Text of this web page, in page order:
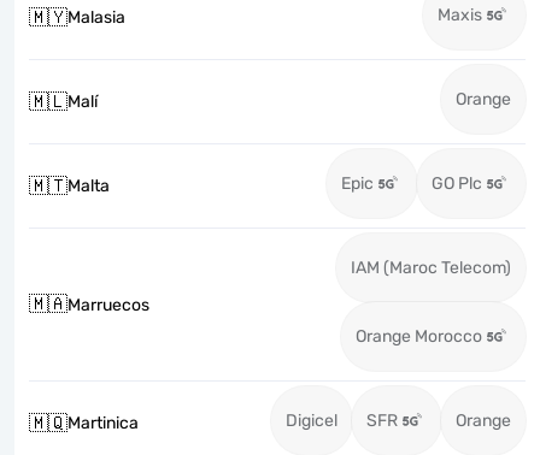
🇲🇾Malasia Maxis
🇲🇱Malí Orange
🇲🇹Malta Epic GO Plc
🇲🇦Marruecos
IAM (Maroc Telecom)
Orange Morocco
🇲🇶Martinica Digicel SFR Orange